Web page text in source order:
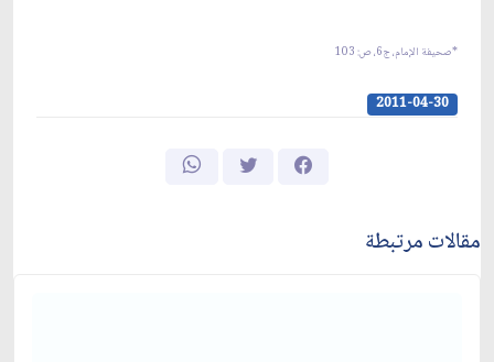
*صحيفة الإمام، ج‏6، ص: 103
2011-04-30
مقالات مرتبطة